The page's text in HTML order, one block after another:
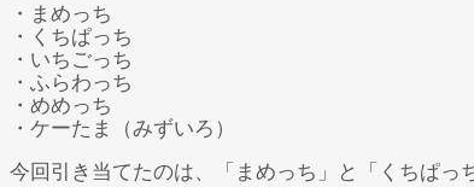
・まめっち
・くちぱっち
・いちごっち
・ふらわっち
・めめっち
・ケーたま（みずいろ）
今回引き当てたのは、「まめっち」と「くちぱっ